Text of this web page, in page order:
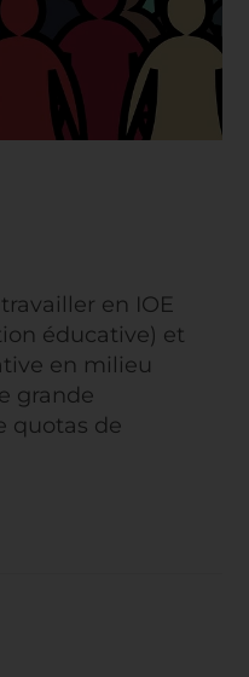
en IOE
éducative) et
en milieu
grande
quotas de